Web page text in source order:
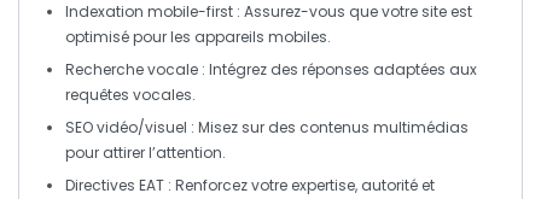
Indexation mobile-first : Assurez-vous que votre site est
optimisé pour les appareils mobiles.
Recherche vocale : Intégrez des réponses adaptées aux
requêtes vocales.
SEO vidéo/visuel : Misez sur des contenus multimédias
pour attirer l’attention.
Directives EAT : Renforcez votre expertise, autorité et